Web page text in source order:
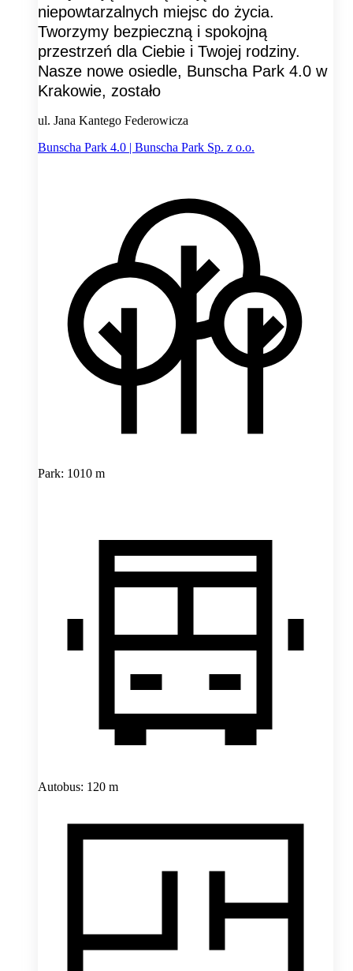
niepowtarzalnych miejsc do życia.
Tworzymy bezpieczną i spokojną
przestrzeń dla Ciebie i Twojej rodziny.
Nasze nowe osiedle, Bunscha Park 4.0 w
Krakowie, zostało
ul. Jana Kantego Federowicza
Bunscha Park 4.0 | Bunscha Park Sp. z o.o.
Park: 1010 m
Autobus: 120 m